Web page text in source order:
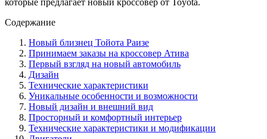
Содержание
Новый близнец Тойота Раизе
Принимаем заказы на кроссовер Атива
Первый взгляд на новый автомобиль
Дизайн
Технические характеристики
Уникальные особенности и возможности
Новый дизайн и внешний вид
Просторный и комфортный интерьер
Технические характеристики и модификации